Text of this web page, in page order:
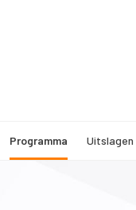
Programma Uitslagen